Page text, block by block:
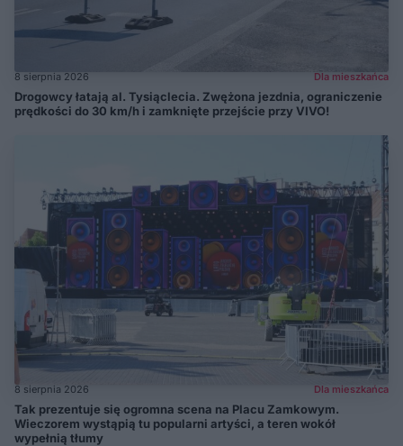
8 sierpnia 2026 Dla mieszkańca
Drogowcy łatają al. Tysiąclecia. Zwężona jezdnia, ograniczenie
prędkości do 30 km/h i zamknięte przejście przy VIVO!
8 sierpnia 2026 Dla mieszkańca
Tak prezentuje się ogromna scena na Placu Zamkowym.
Wieczorem wystąpią tu popularni artyści, a teren wokół
wypełnią tłumy